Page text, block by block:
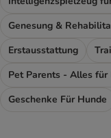
Genesung &
Erstausstattung
Pet Parents - Alles für
Geschenke Für Hunde